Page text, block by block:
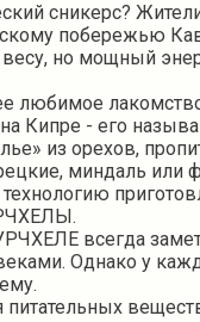
сникерс?
побережью
но мощный
любимое
Кипре - его
из орехов,
миндаль или
всегда
Однако у